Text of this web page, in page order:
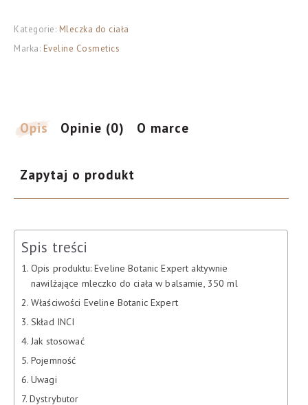
Expert
aktywnie
ciała
w
350
Kategorie: Mleczka do ciała
Marka: Eveline Cosmetics
Opis Opinie (0) O marce
Zapytaj o produkt
Spis treści
Opis produktu: Eveline Botanic Expert aktywnie
nawilżające mleczko do ciała w balsamie, 350 ml
Właściwości Eveline Botanic Expert
Skład INCI
Jak stosować
Pojemność
Uwagi
Dystrybutor